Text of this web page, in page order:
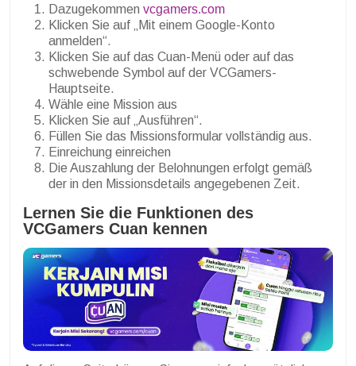
Dazugekommen vcgamers.com
Klicken Sie auf „Mit einem Google-Konto
anmelden“.
Klicken Sie auf das Cuan-Menü oder auf das
schwebende Symbol auf der VCGamers-
Hauptseite.
Wähle eine Mission aus
Klicken Sie auf „Ausführen“.
Füllen Sie das Missionsformular vollständig aus.
Einreichung einreichen
Die Auszahlung der Belohnungen erfolgt gemäß
der in den Missionsdetails angegebenen Zeit.
Lernen Sie die Funktionen des
VCGamers Cuan kennen